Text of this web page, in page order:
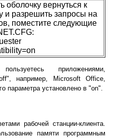
оболочку вернуться к
и разрешить запросы на
поместите следующие
приложениями,
например, Microsoft Office,
параметра установлено в "on".
рабочей станции-клиента.
памяти программным